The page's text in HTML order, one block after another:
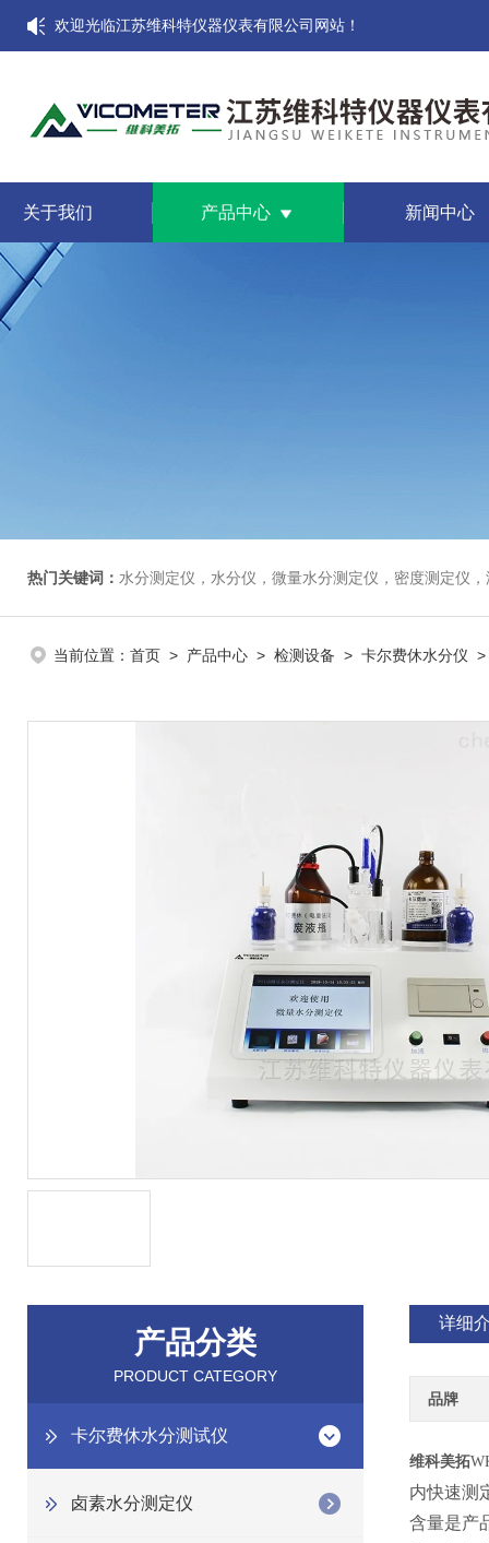
欢迎光临江苏维科特仪器仪表有限公司网站！
关于我们 产品中心 新闻中心
热门关键词： 水分测定仪，水分仪，微量水分测定仪，密度测定仪
当前位置： 首页 > 产品中心 > 检测设备 > 卡尔费休水分仪 >
产品分类
PRODUCT CATEGORY
卡尔费休水分测试仪
卤素水分测定仪
详细
品牌
维科美拓
内快速测
含量是产